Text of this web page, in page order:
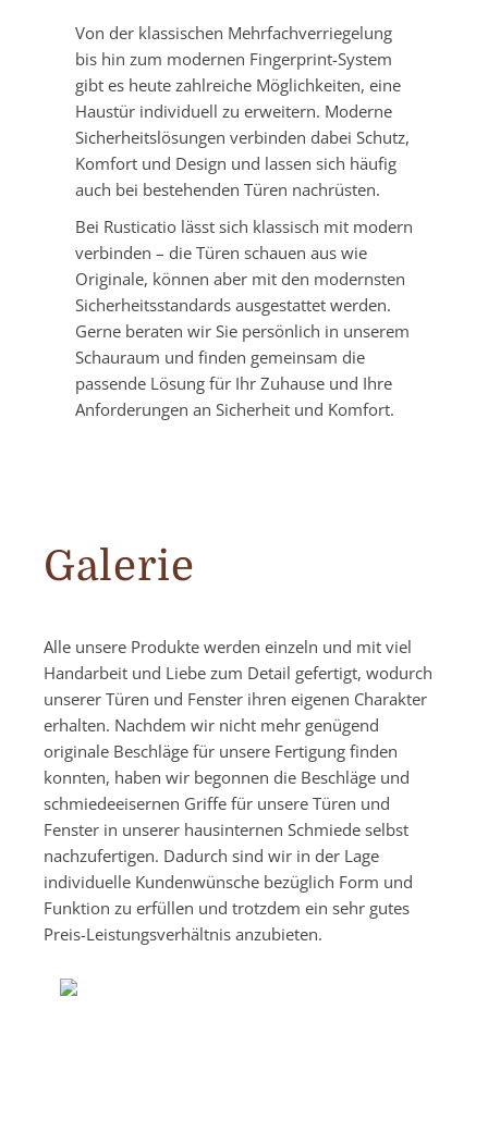
Von der klassischen Mehrfachverriegelung
bis hin zum modernen Fingerprint-System
gibt es heute zahlreiche Möglichkeiten, eine
Haustür individuell zu erweitern. Moderne
Sicherheitslösungen verbinden dabei Schutz,
Komfort und Design und lassen sich häufig
auch bei bestehenden Türen nachrüsten.
Bei Rusticatio lässt sich klassisch mit modern
verbinden – die Türen schauen aus wie
Originale, können aber mit den modernsten
Sicherheitsstandards ausgestattet werden.
Gerne beraten wir Sie persönlich in unserem
Schauraum und finden gemeinsam die
passende Lösung für Ihr Zuhause und Ihre
Anforderungen an Sicherheit und Komfort.
Galerie
Alle unsere Produkte werden einzeln und mit viel
Handarbeit und Liebe zum Detail gefertigt, wodurch
unserer Türen und Fenster ihren eigenen Charakter
erhalten. Nachdem wir nicht mehr genügend
originale Beschläge für unsere Fertigung finden
konnten, haben wir begonnen die Beschläge und
schmiedeeisernen Griffe für unsere Türen und
Fenster in unserer hausinternen Schmiede selbst
nachzufertigen. Dadurch sind wir in der Lage
individuelle Kundenwünsche bezüglich Form und
Funktion zu erfüllen und trotzdem ein sehr gutes
Preis-Leistungsverhältnis anzubieten.